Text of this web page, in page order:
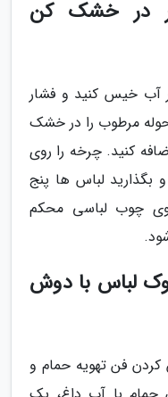
در خشک کن
آب خیس کنید و فشار
مرطوب را در خشک
کنید. چرخه را روی
و بگذارید لباس ها پنج
چوب لباسی محکم
لباس با دوش
فن تهویه حمام و